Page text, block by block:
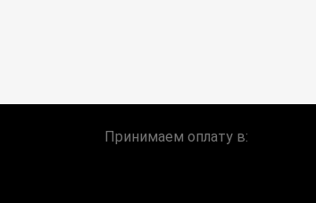
Принимаем оплату в: